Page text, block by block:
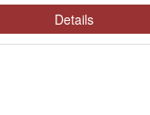
Details